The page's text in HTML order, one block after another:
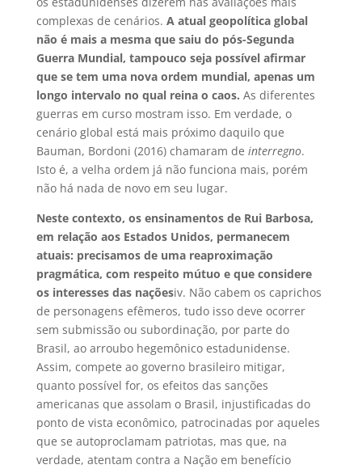
complexas de cenários. A atual geopolítica global
não é mais a mesma que saiu do pós-Segunda
Guerra Mundial, tampouco seja possível afirmar
que se tem uma nova ordem mundial, apenas um
longo intervalo no qual reina o caos. As diferentes
guerras em curso mostram isso. Em verdade, o
cenário global está mais próximo daquilo que
Bauman, Bordoni (2016) chamaram de interregno.
Isto é, a velha ordem já não funciona mais, porém
não há nada de novo em seu lugar.
Neste contexto, os ensinamentos de Rui Barbosa,
em relação aos Estados Unidos, permanecem
atuais: precisamos de uma reaproximação
pragmática, com respeito mútuo e que considere
os interesses das naçõesiv. Não cabem os caprichos
de personagens efêmeros, tudo isso deve ocorrer
sem submissão ou subordinação, por parte do
Brasil, ao arroubo hegemônico estadunidense.
Assim, compete ao governo brasileiro mitigar,
quanto possível for, os efeitos das sanções
americanas que assolam o Brasil, injustificadas do
ponto de vista econômico, patrocinadas por aqueles
que se autoproclamam patriotas, mas que, na
verdade, atentam contra a Nação em benefício